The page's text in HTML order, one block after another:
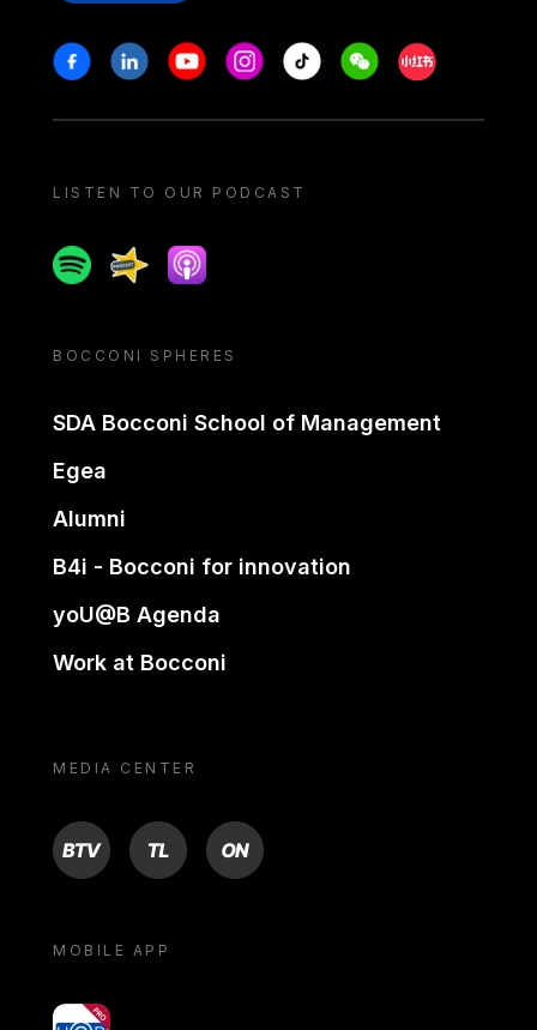
Stay in touch
FacebookLinkedinYoutubeInstagram
Tiktok WeechatXiaohongshu/
LISTEN TO OUR PODCAST
SpotifySpreakerApple podcast
BOCCONI SPHERES
SDA Bocconi School of Management
Egea
Alumni
B4i - Bocconi for innovation
yoU@B Agenda
Work at Bocconi
MEDIA CENTER
BTV TL ON
MOBILE APP
yoU@B